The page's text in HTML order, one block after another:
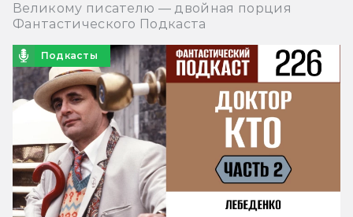
Великому писателю — двойная порция
Фантастического Подкаста
Подкасты